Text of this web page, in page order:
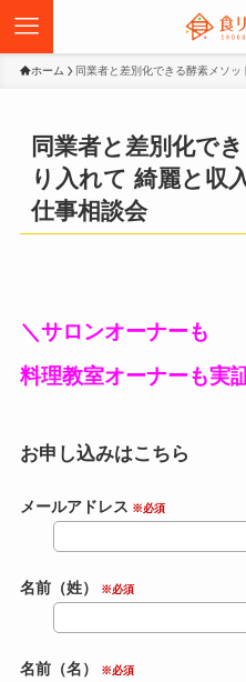
ホーム 同業者と差別化できる酵素メソ
同業者と差別化で
り入れて 綺麗と収
仕事相談会
＼サロンオーナーも
料理教室オーナーも実
お申し込みはこちら
メールアドレス ※必須
名前（姓） ※必須
名前（名） ※必須